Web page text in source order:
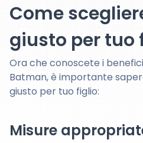
Come
giusto per tuo
Ora che conoscete i
Batman, è importante
giusto per tuo figlio:
Misure